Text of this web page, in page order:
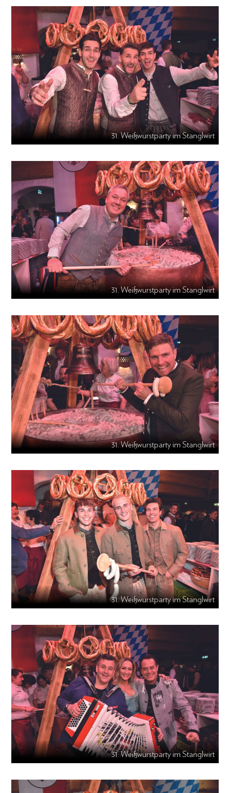
31. Weißwurstparty im Stanglwirt
31. Weißwurstparty im Stanglwirt
31. Weißwurstparty im Stanglwirt
31. Weißwurstparty im Stanglwirt
31. Weißwurstparty im Stanglwirt